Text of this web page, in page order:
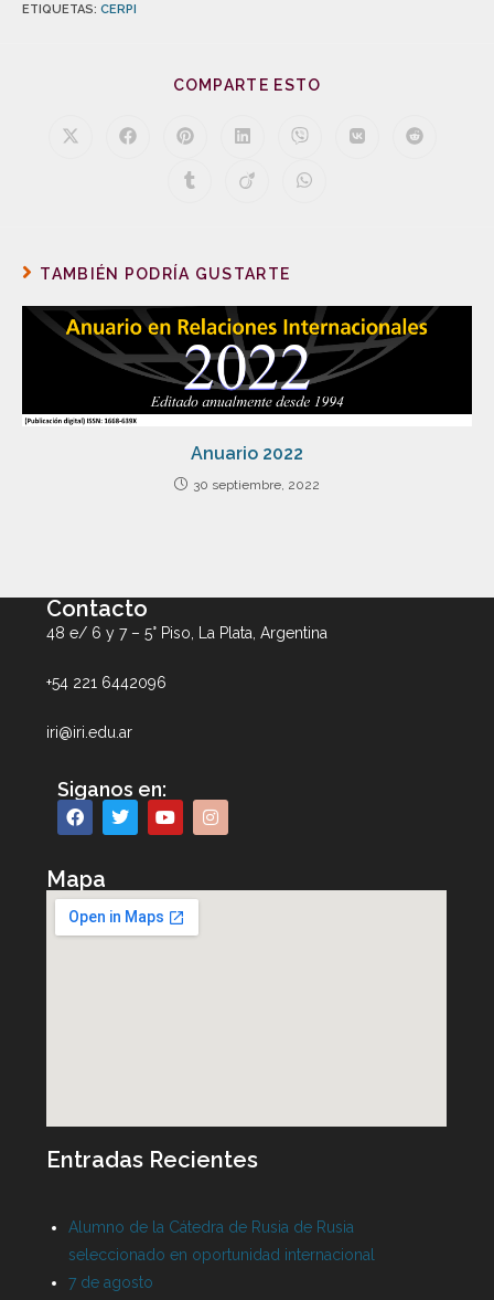
ETIQUETAS: CERPI
COMPARTE ESTO
TAMBIÉN PODRÍA GUSTARTE
Anuario 2022
30 septiembre, 2022
Contacto
48 e/ 6 y 7 – 5° Piso, La Plata, Argentina
+54 221 6442096
iri@iri.edu.ar
Siganos en:
Mapa
Entradas Recientes
Alumno de la Cátedra de Rusia de Rusia
seleccionado en oportunidad internacional
7 de agosto